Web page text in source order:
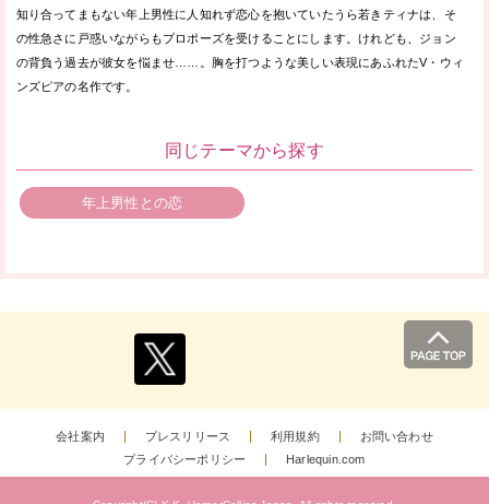
知り合ってまもない年上男性に人知れず恋心を抱いていたうら若きティナは、そ
の性急さに戸惑いながらもプロポーズを受けることにします。けれども、ジョン
の背負う過去が彼女を悩ませ……。胸を打つような美しい表現にあふれたV・ウィ
ンズピアの名作です。
同じテーマから探す
年上男性との恋
会社案内 プレスリリース 利用規約
お問い合わせ
プライバシーポリシー
Harlequin.com